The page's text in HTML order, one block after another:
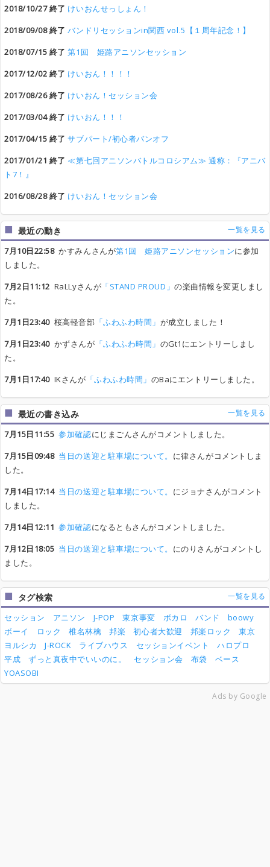
2018/10/27 終了 けいおんせっしょん！
2018/09/08 終了 バンドリセッションin関西 vol.5【１周年記念！】
2018/07/15 終了 第1回 姫路アニソンセッション
2017/12/02 終了 けいおん！！！！
2017/08/26 終了 けいおん！セッション会
2017/03/04 終了 けいおん！！！
2017/04/15 終了 サブパート/初心者バンオフ
2017/01/21 終了 ≪第七回アニソンバトルコロシアム≫ 通称：『アニバ
ト7！』
2016/08/28 終了 けいおん！セッション会
最近の動き 一覧を見る
7月10日22:58かすみんさんが第1回 姫路アニソンセッションに参加
しました。
7月2日11:12 RaLLyさんが 「STAND PROUD」の楽曲情報を変更しまし
た。
7月1日23:40桜高軽音部 「ふわふわ時間」 が成立しました！
7月1日23:40かずさんが 「ふわふわ時間」 のGt1にエントリーしまし
た。
7月1日17:40IKさんが 「ふわふわ時間」 のBaにエントリーしました。
最近の書き込み 一覧を見る
7月15日11:55 参加確認にじまごんさんがコメントしました。
7月15日09:48 当日の送迎と駐車場について。 に律さんがコメントしま
した。
7月14日17:14 当日の送迎と駐車場について。 にジョナさんがコメント
しました。
7月14日12:11 参加確認になるともさんがコメントしました。
7月12日18:05 当日の送迎と駐車場について。 にのりさんがコメントし
ました。
タグ検索 一覧を見る
セッション アニソン J-POP 東京事変 ボカロ バンド
boowy
ボーイ
ロック 椎名林檎 邦楽 初心者大歓迎 邦楽ロック
東京
ヨルシカ
J-ROCK ライブハウス セッションイベント
ハロプロ
平成
ずっと真夜中でいいのに。 セッション会 布袋
ベース
YOASOBI
Ads by Google